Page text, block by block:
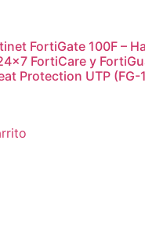
FortiGate 100F –
FortiCare y
Protection UTP (FG-